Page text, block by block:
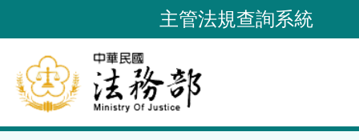
到
要
內
容
主管法規查詢系統